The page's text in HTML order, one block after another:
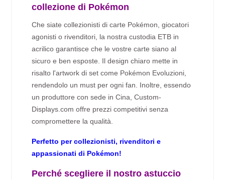
collezione di Pokémon
Che siate collezionisti di carte Pokémon, giocatori
agonisti o rivenditori, la nostra custodia ETB in
acrilico garantisce che le vostre carte siano al
sicuro e ben esposte. Il design chiaro mette in
risalto l'artwork di set come Pokémon Evoluzioni,
rendendolo un must per ogni fan. Inoltre, essendo
un produttore con sede in Cina, Custom-
Displays.com offre prezzi competitivi senza
compromettere la qualità.
Perfetto per collezionisti, rivenditori e
appassionati di Pokémon!
Perché scegliere il nostro astuccio